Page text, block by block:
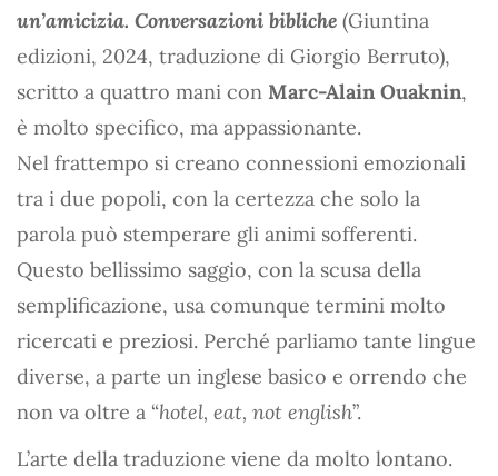
un’amicizia. Conversazioni bibliche (Giuntina
edizioni, 2024, traduzione di Giorgio Berruto),
scritto a quattro mani con Marc-Alain Ouaknin,
è molto specifico, ma appassionante.
Nel frattempo si creano connessioni emozionali
tra i due popoli, con la certezza che solo la
parola può stemperare gli animi sofferenti.
Questo bellissimo saggio, con la scusa della
semplificazione, usa comunque termini molto
ricercati e preziosi. Perché parliamo tante lingue
diverse, a parte un inglese basico e orrendo che
non va oltre a “hotel, eat, not english”.
L’arte della traduzione viene da molto lontano.